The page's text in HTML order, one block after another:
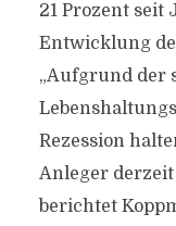
21 Prozent seit
Entwicklung
„Aufgrund der
Rezession
Anleger
berichtet